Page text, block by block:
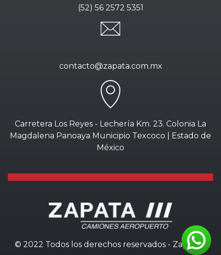
(52) 56 2572 5351
contacto@zapata.com.mx
Carretera Los Reyes - Lechería Km. 23. Colonia La
Magdalena Panoaya Municipio Texcoco | Estado de
México
© 2022 Todos los derechos reservados - Zapata///